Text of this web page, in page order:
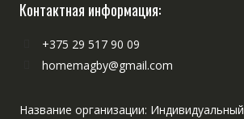
Контактная информация:
+375 29 517 90 09
homemagby@gmail.com
Название организации: Индивидуальный